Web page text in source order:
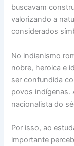
buscavam
valorizando a
considerados
No indianismo
nobre, heroica e
ser confundida
povos indígenas.
nacionalista do
Por isso, ao
importante